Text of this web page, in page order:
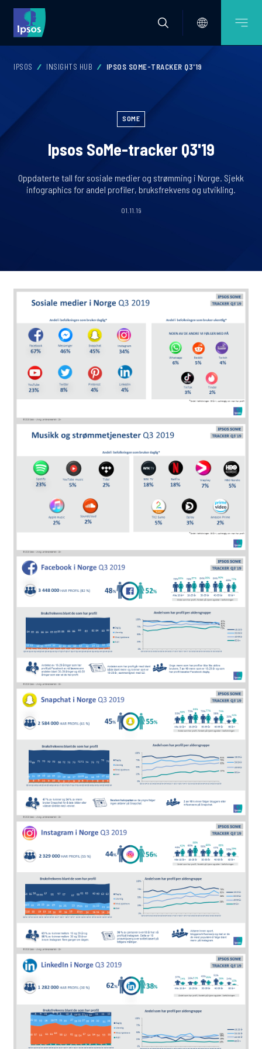
IPSOS INSIGHTS HUB IPSOS SOME-TRACKER Q3'19
SOME
Ipsos SoMe-tracker Q3'19
Oppdaterte tall for sosiale medier og strømming i Norge. Sjekk
infographics for andel profiler, bruksfrekvens og utvikling.
01.11.19